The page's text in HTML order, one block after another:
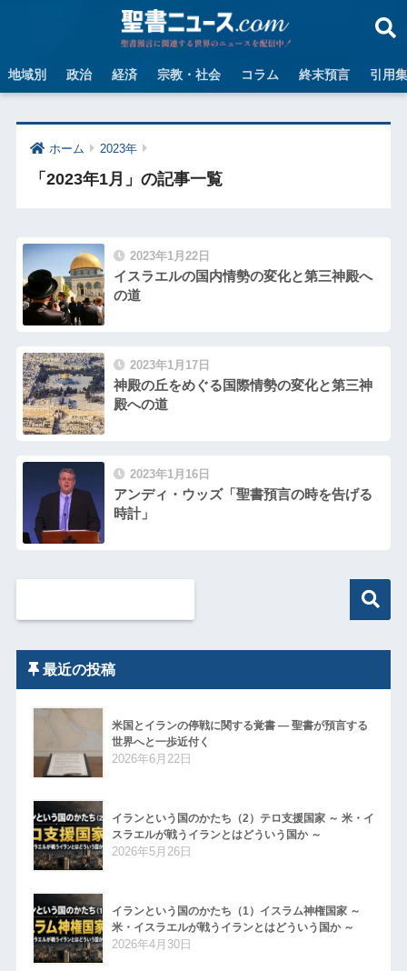
地域別 政治 経済 宗教・社会 コラム 終末預言 引用集
ホーム 2023年
「2023年1月」の記事一覧
2023年1月22日
イスラエルの国内情勢の変化と第三神殿へ
の道
2023年1月17日
神殿の丘をめぐる国際情勢の変化と第三神
殿への道
2023年1月16日
アンディ・ウッズ「聖書預言の時を告げる
時計」
最近の投稿
米国とイランの停戦に関する覚書 ― 聖書が預言する
世界へと一歩近付く
2026年6月22日
イランという国のかたち（2）テロ支援国家 ～ 米・イ
スラエルが戦うイランとはどういう国か ～
2026年5月26日
イランという国のかたち（1）イスラム神権国家 ～
米・イスラエルが戦うイランとはどういう国か ～
2026年4月30日